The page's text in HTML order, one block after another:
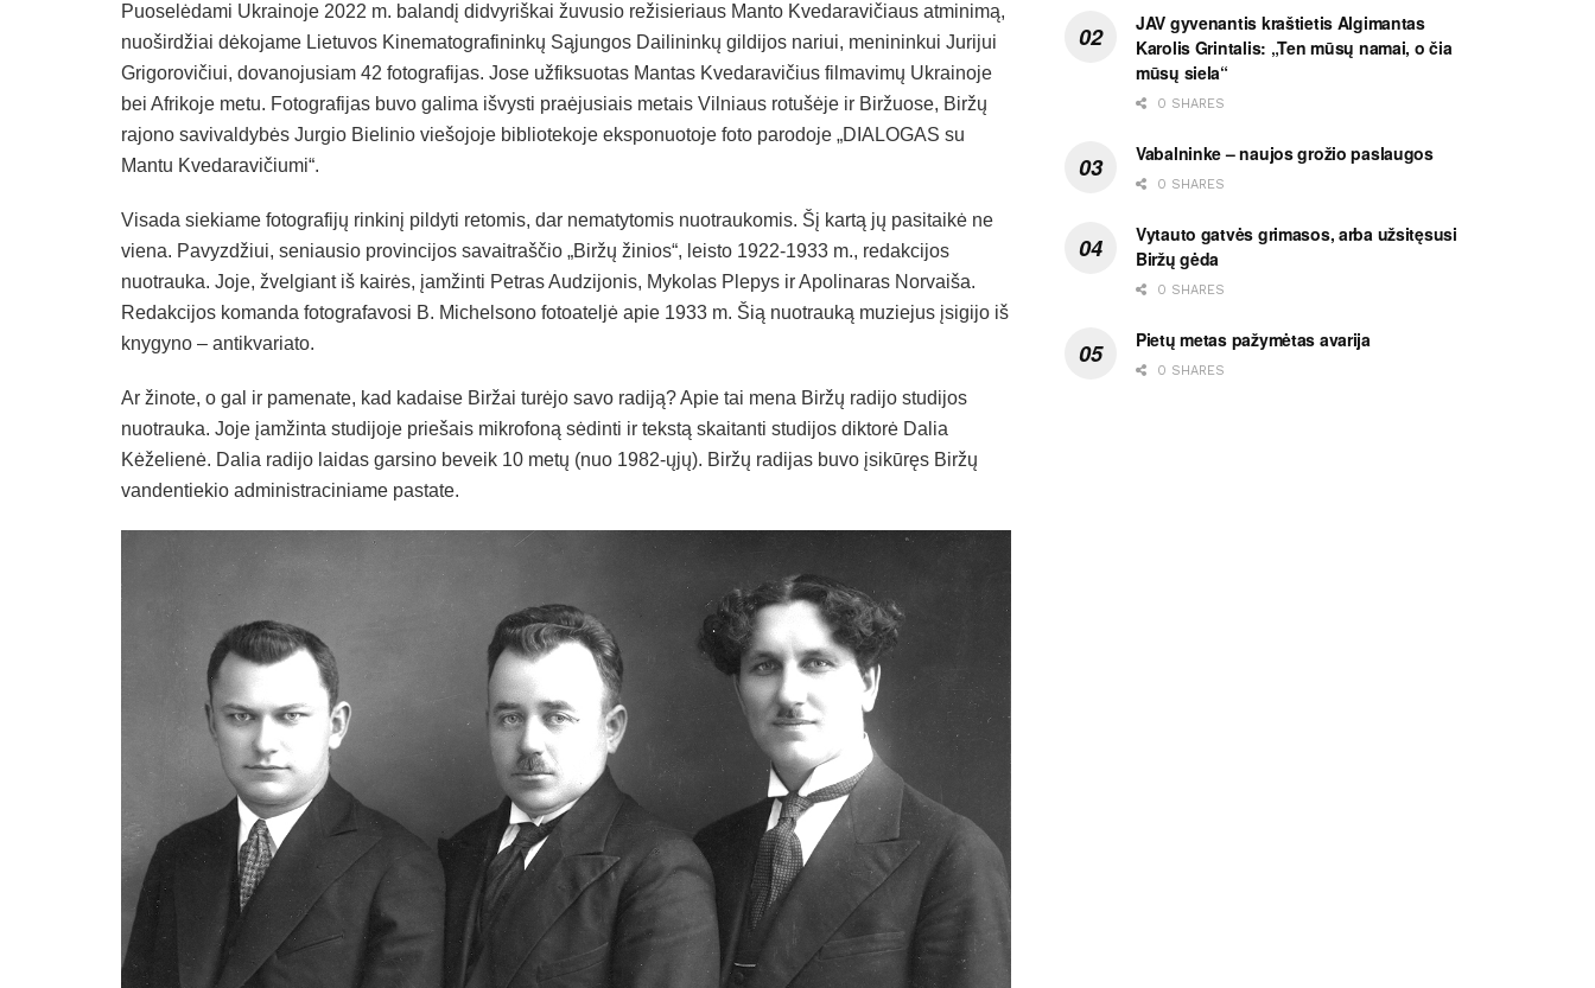
Puoselėdami Ukrainoje 2022 m. balandį didvyriškai žuvusio režisieriaus Manto Kvedaravičiaus atminimą,
nuoširdžiai dėkojame Lietuvos Kinematografininkų Sąjungos Dailininkų gildijos nariui, menininkui Jurijui
Grigorovičiui, dovanojusiam 42 fotografijas. Jose užfiksuotas Mantas Kvedaravičius filmavimų Ukrainoje
bei Afrikoje metu. Fotografijas buvo galima išvysti praėjusiais metais Vilniaus rotušėje ir Biržuose, Biržų
rajono savivaldybės Jurgio Bielinio viešojoje bibliotekoje eksponuotoje foto parodoje „DIALOGAS su
Mantu Kvedaravičiumi“.
Visada siekiame fotografijų rinkinį pildyti retomis, dar nematytomis nuotraukomis. Šį kartą jų pasitaikė ne
viena. Pavyzdžiui, seniausio provincijos savaitraščio „Biržų žinios“, leisto 1922-1933 m., redakcijos
nuotrauka. Joje, žvelgiant iš kairės, įamžinti Petras Audzijonis, Mykolas Plepys ir Apolinaras Norvaiša.
Redakcijos komanda fotografavosi B. Michelsono fotoateljė apie 1933 m. Šią nuotrauką muziejus įsigijo iš
knygyno – antikvariato.
Ar žinote, o gal ir pamenate, kad kadaise Biržai turėjo savo radiją? Apie tai mena Biržų radijo studijos
nuotrauka. Joje įamžinta studijoje priešais mikrofoną sėdinti ir tekstą skaitanti studijos diktorė Dalia
Kėželienė. Dalia radijo laidas garsino beveik 10 metų (nuo 1982-ųjų). Biržų radijas buvo įsikūręs Biržų
vandentiekio administraciniame pastate.
JAV gyvenantis kraštietis Algimantas
Karolis Grintalis: „Ten mūsų namai, o čia
mūsų siela“
0 SHARES
Vabalninke – naujos grožio paslaugos
0 SHARES
Vytauto gatvės grimasos, arba užsitęsusi
Biržų gėda
0 SHARES
Pietų metas pažymėtas avarija
0 SHARES